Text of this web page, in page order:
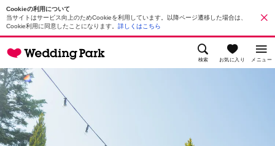
Cookieの利用について
当サイトはサービス向上のためCookieを利用しています。以降ページ遷移した場合は、
Cookie利用に同意したことになります。 詳しくはこちら
検索 お気に入り メニュー